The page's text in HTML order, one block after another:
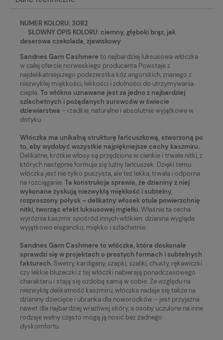
NUMER KOLORU: 3082
SŁOWNY OPIS KOLORU: ciemny, głęboki brąz, jak
deserowa czekolada, zjawiskowy
Sandnes Garn Cashmere to najbardziej luksusowa włóczka
w całej ofercie norweskiego producenta Powstaje z
najdelikatniejszego podszerstka kóz angorskich, znanego z
niezwykłej miękkości, lekkości i zdolności do utrzymywania
ciepła. To włókno uznawane jest za jedno z najbardziej
szlachetnych i pożądanych surowców w świecie
dziewiarstwa – rzadkie, naturalne i absolutnie wyjątkowe w
dotyku.
Włóczka ma unikalną strukturę łańcuszkową, stworzoną po
to, aby wydobyć wszystkie najpiękniejsze cechy kaszmiru.
Delikatne, krótkie włosy są przędzione w cienkie i trwałe nitki, z
których następnie formuje się luźny łańcuszek. Dzięki temu
włóczka jest nie tylko puszysta, ale też lekka, trwała i odporna
na rozciąganie. Ta konstrukcja sprawia, że dzianiny z niej
wykonane zyskują niezwykłą miękkość i subtelny,
rozproszony połysk – delikatny włosek otula powierzchnię
nitki, tworząc efekt luksusowej mgiełki.Właśnie ta cecha
wyróżnia kaszmir spośród innych włókien: dzianina wygląda
wyjątkowo elegancko, miękko i szlachetnie.
Sandnes Garn Cashmere to włóczka, która doskonale
sprawdzi się w projektach o prostych formach i subtelnych
fakturach.Swetry, kardigany, czapki, szaliki, chusty, rękawiczki
czy lekkie bluzeczki z tej włóczki nabierają ponadczasowego
charakteru i stają się ozdobą samą w sobie. Ze względu na
niezwykłą delikatność kaszmiru, włóczka nadaje się także na
dzianiny dziecięce i ubranka dla noworodków – jest przyjazna
nawet dla najbardziej wrażliwej skóry, a osoby uczulone na inne
rodzaje wełny często mogą ją nosić bez żadnego
dyskomfortu.